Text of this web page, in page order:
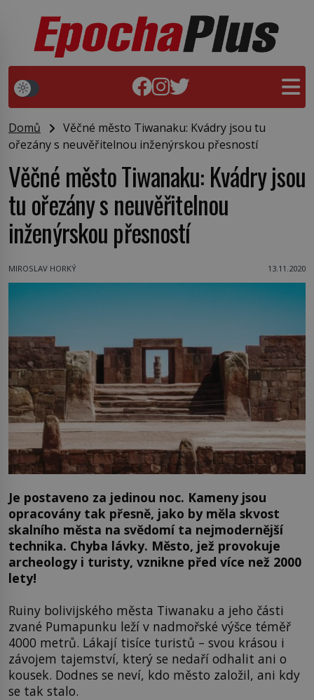
Domů
Věčné město Tiwanaku: Kvádry jsou tu
ořezány s neuvěřitelnou inženýrskou přesností
Věčné město Tiwanaku: Kvádry jsou
tu ořezány s neuvěřitelnou
inženýrskou přesností
MIROSLAV HORKÝ 13.11.2020
Je postaveno za jedinou noc. Kameny jsou
opracovány tak přesně, jako by měla skvost
skalního města na svědomí ta nejmodernější
technika. Chyba lávky. Město, jež provokuje
archeology i turisty, vznikne před více než 2000
lety!
Ruiny bolivijského města Tiwanaku a jeho části
zvané Pumapunku leží v nadmořské výšce téměř
4000 metrů. Lákají tisíce turistů – svou krásou i
závojem tajemství, který se nedaří odhalit ani o
kousek. Dodnes se neví, kdo město založil, ani kdy
se tak stalo.